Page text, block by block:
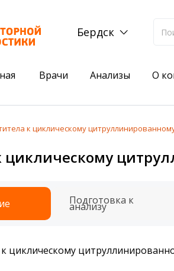
Бердск
Врачи Анализы О
Акции
Комплексный анализ
Сдать клеща на анализ
к циклическому
циклическому
Подготовка к
анализу
к циклическому